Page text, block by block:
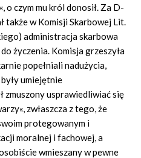
o czym mu król donosił. Za D-
także w Komisji Skarbowej Lit.
administracja skarbowa
życzenia. Komisja grzeszyła
popełniali nadużycia,
umiejętnie
zmuszony usprawiedliwiać się
zwłaszcza z tego, że
protegowanym i
moralnej i fachowej, a
wmieszany w pewne